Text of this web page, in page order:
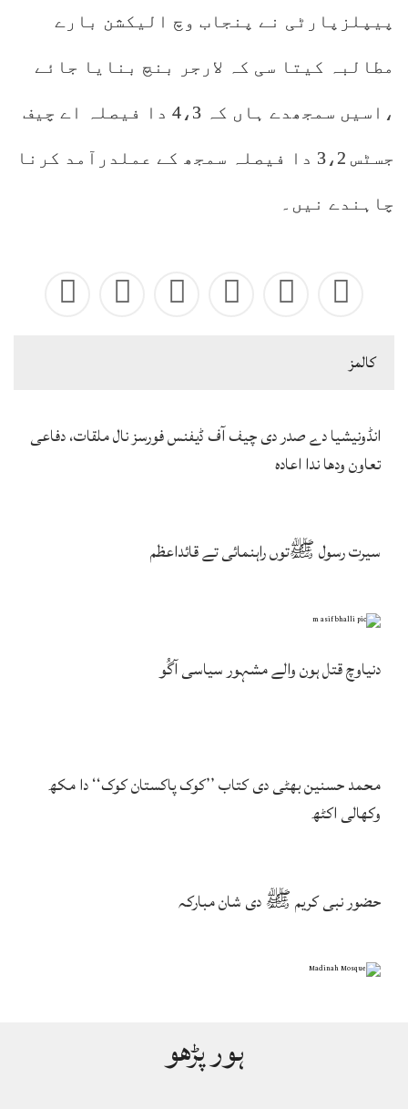
پیپلزپارٹی نے پنجاب وچ الیکشن بارے
مطالبہ کیتا سی کہ لارجر بنچ بنایا جائے
،اسیں سمجھدے ہاں کہ 4،3 دا فیصلہ اے چیف
جسٹس 3،2 دا فیصلہ سمجھ کے عملدرآمد کرنا
چاہندے نیں۔
كالمز
انڈونیشیا دے صدر دی چیف آف ڈیفنس فورسز نال ملقات، دفاعی
تعاون ودھا ندا اعادہ
سیرت رسول ﷺتوں راہنمائی تے قائداعظم
دنیاوچ قتل ہون والے مشہور سیاسی آگُو
محمد حسنین بھٹی دی کتاب ’’کوک پاکستان کوک‘‘ دا مکھ
وکھالی اکٹھ
حضور نبی کریم ﷺ دی شان مبارکہ
ہور پڑھو